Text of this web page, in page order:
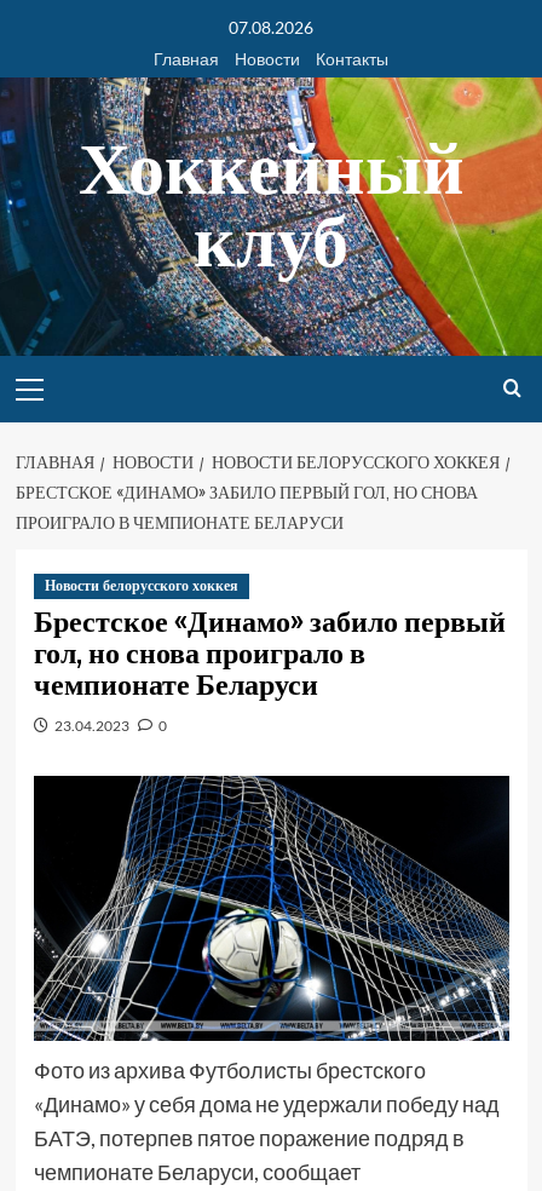
07.08.2026
Главная
Новости Контакты
Хоккейный
клуб
ГЛАВНАЯ НОВОСТИ
НОВОСТИ БЕЛОРУССКОГО ХОККЕЯ
БРЕСТСКОЕ «ДИНАМО» ЗАБИЛО ПЕРВЫЙ ГОЛ, НО СНОВА
ПРОИГРАЛО В ЧЕМПИОНАТЕ БЕЛАРУСИ
Новости белорусского хоккея
Брестское «Динамо» забило первый
гол, но снова проиграло в
чемпионате Беларуси
23.04.2023 0
Фото из архива Футболисты брестского
«Динамо» у себя дома не удержали победу над
БАТЭ, потерпев пятое поражение подряд в
чемпионате Беларуси, сообщает